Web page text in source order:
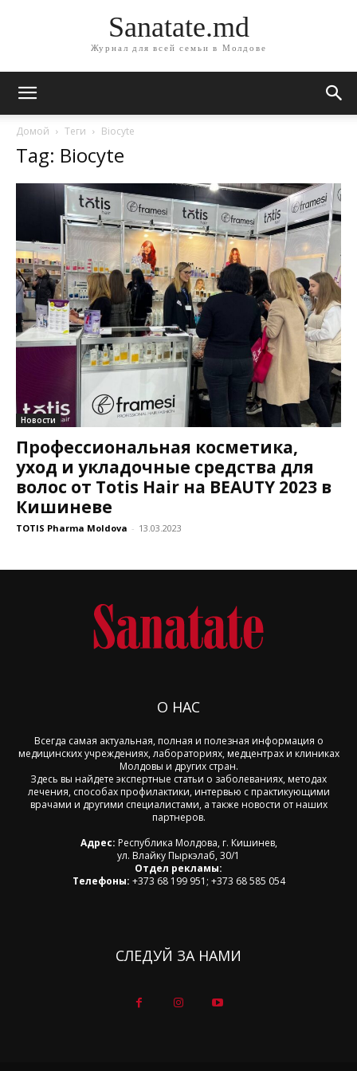
Sanatate.md
Журнал для всей семьи в Молдове
Домой Теги Biocyte
Tag: Biocyte
Новости
Профессиональная косметика,
уход и укладочные средства для
волос от Totis Hair на BEAUTY 2023 в
Кишиневе
TOTIS Pharma Moldova - 13.03.2023
О НАС
Всегда самая актуальная, полная и полезная информация о
медицинских учреждениях, лабораториях, медцентрах и клиниках
Молдовы и других стран.
Здесь вы найдете экспертные статьи о заболеваниях, методах
лечения, способах профилактики, интервью с практикующими
врачами и другими специалистами, а также новости от наших
партнеров.
Адрес: Республика Молдова, г. Кишинев,
ул. Влайку Пыркэлаб, 30/1
Отдел рекламы:
Телефоны: +373 68 199 951; +373 68 585 054
СЛЕДУЙ ЗА НАМИ